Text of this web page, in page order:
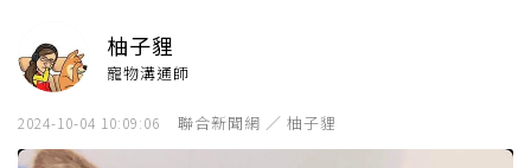
柚子貍
寵物溝通師
2024-10-04 10:09:06 聯合新聞網 ／ 柚子貍